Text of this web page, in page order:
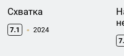
Схватка
7.1 2024